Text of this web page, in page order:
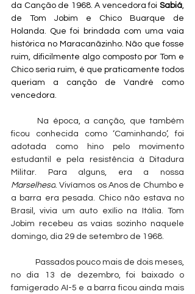
da Canção de 1968. A vencedora foi Sabiá,
de Tom Jobim e Chico Buarque de
Holanda. Que foi brindada com uma vaia
histórica no Maracanãzinho. Não que fosse
ruim, dificilmente algo composto por Tom e
Chico seria ruim, é que praticamente todos
queriam a canção de Vandré como
vencedora.
ficou conhecida como ‘Caminhando’, foi
adotada como hino pelo movimento
estudantil e pela resistência à Ditadura
Marselhesa. Vivíamos os Anos de Chumbo e
a barra era pesada. Chico não estava no
Brasil, vivia um auto exílio na Itália. Tom
Jobim recebeu as vaias sozinho naquele
domingo, dia 29 de setembro de 1968.
no dia 13 de dezembro, foi baixado o
famigerado AI-5 e a barra ficou ainda mais